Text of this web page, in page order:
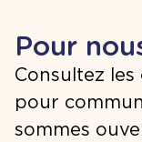
Pour
Consultez
pour
sommes